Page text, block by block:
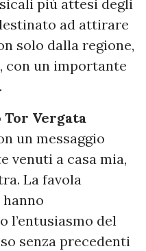
più attesi degli
ad attirare
solo dalla regione,
con un importante
Tor Vergata
un messaggio
venuti a casa mia,
La favola
l’entusiasmo del
senza precedenti